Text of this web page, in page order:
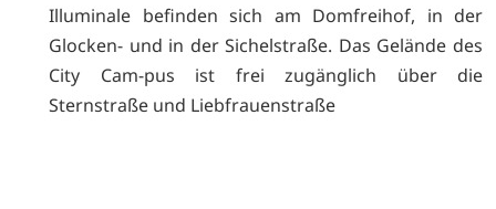
Illuminale befinden sich am Domfreihof, in der
Glocken- und in der Sichelstraße. Das Gelände des
City Cam-pus ist frei zugänglich über die
Sternstraße und Liebfrauenstraße